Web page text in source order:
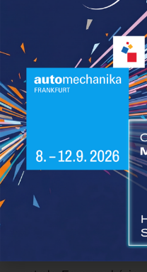
responsabilità a
conducente.
Per questo motivo, una
guida e dei riposi è un
continuità operativa.
Non restare
formazione
VDO con
la